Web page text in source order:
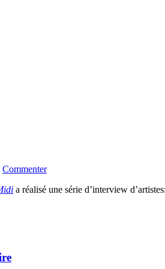
Commenter
a réalisé une série d’interview